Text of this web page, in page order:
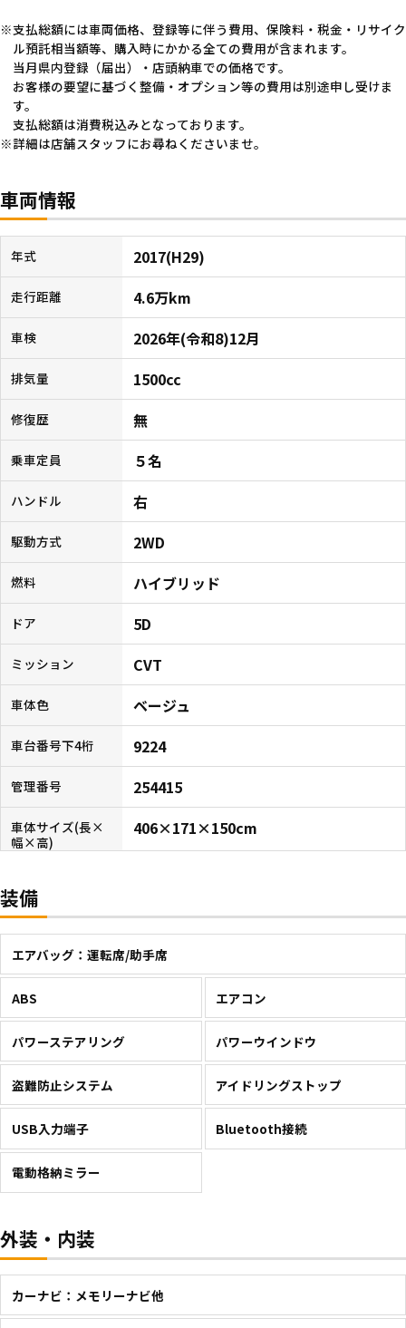
支払総額には車両価格、登録等に伴う費用、保険料・税金・リサイク
ル預託相当額等、購入時にかかる全ての費用が含まれます。
当月県内登録（届出）・店頭納車での価格です。
お客様の要望に基づく整備・オプション等の費用は別途申し受けま
す。
支払総額は消費税込みとなっております。
詳細は店舗スタッフにお尋ねくださいませ。
車両情報
年式 2017(H29)
走行距離 4.6万km
車検 2026年(令和8)12月
排気量 1500cc
修復歴 無
乗車定員 ５名
ハンドル 右
駆動方式 2WD
燃料 ハイブリッド
ドア 5D
ミッション CVT
車体色 ベージュ
車台番号下4桁 9224
管理番号 254415
車体サイズ(長×
幅×高)
406×171×150cm
装備
エアバッグ：運転席/助手席
ABS エアコン
パワーステアリング パワーウインドウ
盗難防止システム アイドリングストップ
USB入力端子 Bluetooth接続
電動格納ミラー
外装・内装
カーナビ：メモリーナビ他